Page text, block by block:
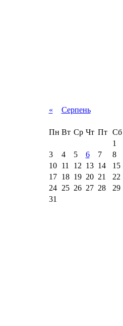
« Серпень
Пн Вт Ср Чт Пт Сб
1
3
4 5 6 7 8
10
11 12 13 14 15
17
18 19 20 21 22
24
25 26 27 28 29
31